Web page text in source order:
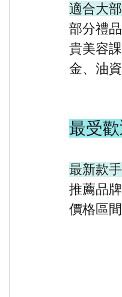
適合大
部分禮
貴美容
金、油
最受
最新款
推薦品
價格區